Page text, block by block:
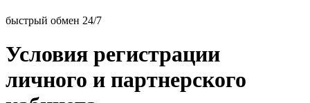
быстрый обмен 24/7
Условия регистрации
личного и партнерского